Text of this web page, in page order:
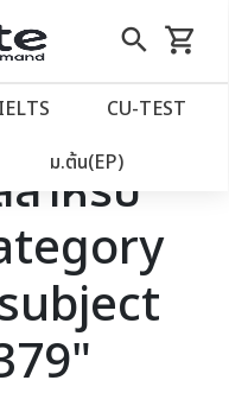
close
search
Skip
to
shopping_cart
รถเข็น
IELTS CU‑TEST
ม.ต้น(EP)
ำหรับ